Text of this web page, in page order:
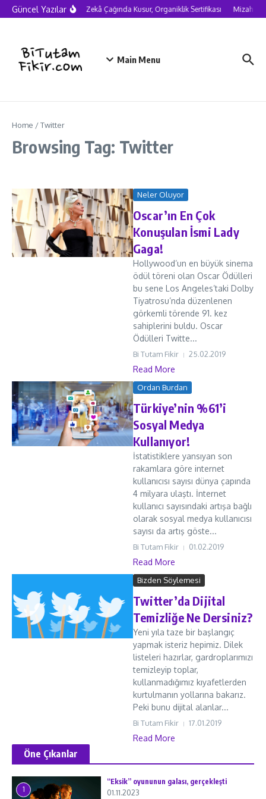
Skip to content
Güncel YazılarYapay Zekâ Çağında Kusur, Organiklik Sertifikası Mizah
Main Menu
Home /Twitter
Browsing Tag: Twitter
Neler Oluyor
Oscar’ın En Çok
Konuşulan İsmi Lady
Gaga!
Hollywood’un en büyük sinema
ödül töreni olan Oscar Ödülleri
bu sene Los Angeles’taki Dolby
Tiyatrosu’nda düzenlenen
görkemli törende 91. kez
sahiplerini buldu. Oscar
Ödülleri Twitte...
Bi Tutam Fikir 25.02.2019
Read More
Ordan Burdan
Türkiye’nin %61’i
Sosyal Medya
Kullanıyor!
İstatistiklere yansıyan son
rakamlara göre internet
kullanıcısı sayısı dünya çapında
4 milyara ulaştı. İnternet
kullanıcı sayısındaki artışa bağlı
olarak sosyal medya kullanıcısı
sayısı da artış göste...
Bi Tutam Fikir 01.02.2019
Read More
Bizden Söylemesi
Twitter’da Dijital
Temizliğe Ne Dersiniz?
Yeni yıla taze bir başlangıç
yapmak isteriz hepimiz. Dilek
listeleri hazırlar, gardroplarımızı
temizleyip toplar,
kullanmadığımız kıyafetlerden
kurtulmanın yollarına bakarız.
Peki bunu dijital alanlar...
Bi Tutam Fikir 17.01.2019
Read More
Öne Çıkanlar
1
“Eksik” oyununun galası, gerçekleşti
01.11.2023